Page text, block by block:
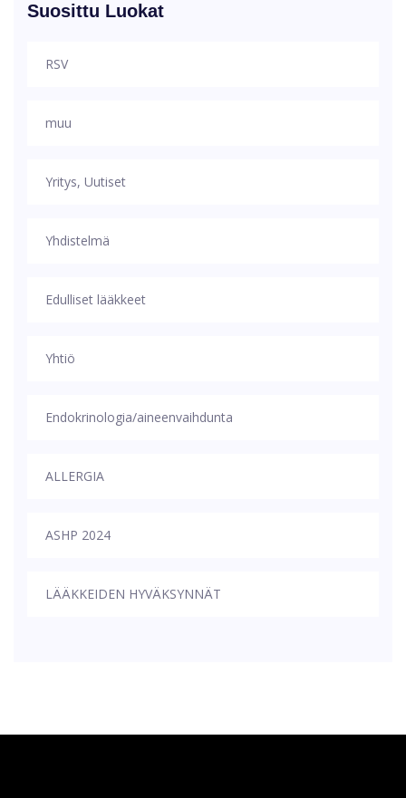
Suosittu Luokat
RSV
muu
Yritys, Uutiset
Yhdistelmä
Edulliset lääkkeet
Yhtiö
Endokrinologia/aineenvaihdunta
ALLERGIA
ASHP 2024
LÄÄKKEIDEN HYVÄKSYNNÄT